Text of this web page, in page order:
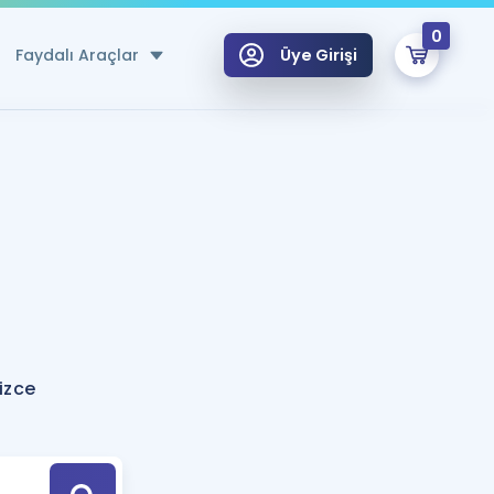
Faydalı Araçlar
Hesaplama Aracı
için Öneriler
Tek Takvimde
Üye Girişi
0